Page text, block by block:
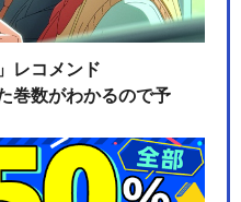
レコメンド
巻数がわかるので予